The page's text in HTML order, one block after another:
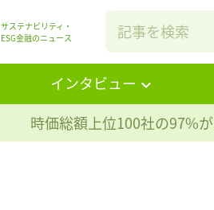
サステナビリティ・
ESG金融のニュース
インタビュー
時価総額上位100社の97%が